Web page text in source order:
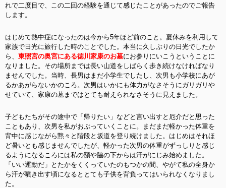
れで二度目で、この二回の経験を通じて感じたことがあったのでご報告
します。
はじめて熱中症になったのは今から5年ほど前のこと。夏休みを利用して
家族で日光に旅行した時のことでした。本当に久しぶりの日光でしたか
ら、 東照宮の奥宮にある徳川家康のお墓にお参りにいこうということに
なりました。その場所までは長い山道をしばらく歩き続けなければなり
ませんでした。当時、長男はまだ小学生でしたし、次男も小学校にあが
るかあがらないかのころ。次男はいかにも体力がなさそうにガリガリや
せていて、家康の墓まではとても耐えられなさそうに見えました。
子どもたちがその途中で「帰りたい」などと言い出すと厄介だと思った
こともあり、次男を私がおぶっていくことに。まだまだ軽かった体重を
背中に感じながら黙々と階段と坂道を登り続けました。はじめはそれほ
ど暑いとも感じませんでしたが、軽かった次男の体重がずっしりと感じ
るようになるころには私の額や脇の下からは汗がにじみ始めました。
「いい運動だ」とたかをくくっていたのもつかの間、やがて私の全身か
ら汗が噴き出す頃になるととても子供を背負ってはいられなくなりまし
た。